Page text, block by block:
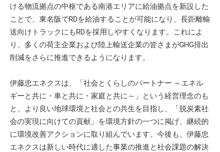
ける物流拠点の中枢である南港エリアに給油拠点を新設した
ことで、東名阪でRDを給油することが可能になり、長距離輸
送向けトラックにもRDを採用しやすくなります。これによ
り、多くの荷主企業および陸上輸送企業の皆さまがGHG排出
削減をさらに推進できるようになります。
伊藤忠エネクスは、「社会とくらしのパートナー ～エネル
ギーと共に・車と共に・家庭と共に～」という経営理念のも
と、より良い地球環境と社会との共生を目指し、「脱炭素社
会の実現に向けての貢献」を環境方針の一つに掲げ、継続的
に環境改善アクションに取り組んでいます。今後も、伊藤忠
エネクスは新しい時代に適した事業の推進と社会課題の解決